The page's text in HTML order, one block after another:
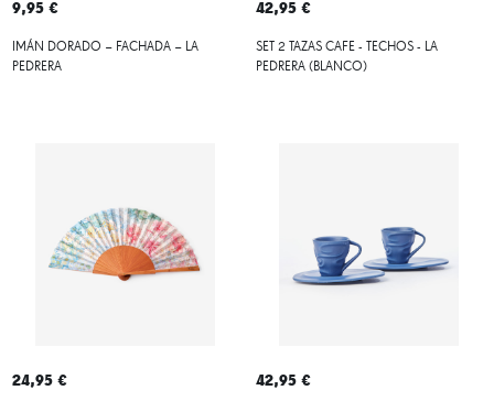
9,95 €
IMÁN DORADO – FACHADA – LA
PEDRERA
42,95 €
SET 2 TAZAS CAFE - TECHOS - LA
PEDRERA (BLANCO)
24,95 € 42,95 €